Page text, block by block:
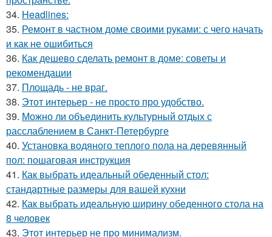
34. Headlines:
35. Ремонт в частном доме своими руками: с чего начать
и как не ошибиться
36. Как дешево сделать ремонт в доме: советы и
рекомендации
37. Площадь - не враг.
38. Этот интерьер - не просто про удобство.
39. Можно ли объединить культурный отдых с
расслаблением в Санкт-Петербурге
40. Установка водяного теплого пола на деревянный
пол: пошаговая инструкция
41. Как выбрать идеальный обеденный стол:
стандартные размеры для вашей кухни
42. Как выбрать идеальную ширину обеденного стола на
8 человек
43. Этот интерьер не про минимализм.